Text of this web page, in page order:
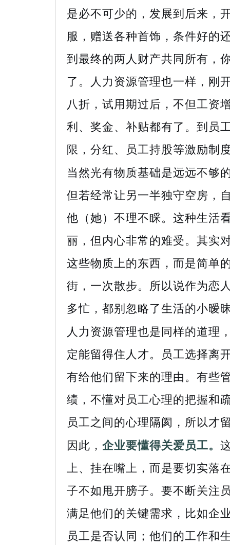
是必不可少的，发展到后来，
服，赠送各种首饰，条件好的
到最终的两人财产共同所有，
了。人力资源管理也一样，刚
八折，试用期过后，不但工资
利、奖金、补贴都有了。到员
限，分红、员工持股等激励制
当然光有物质基础是远远不够
但若经常让另一半独守空房，
他（她）不理不睬。这种生活
丽，但内心非常的难受。其实
这些物质上的东西，而是简单
街，一次散步。所以说作为恋
多忙，都别忽略了生活的小暧
人力资源管理也是同样的道理
定能留得住人才。员工选择离
有给他们留下来的理由。有些
绩，不懂对员工心理的把握和
员工之间的心理隔阂，所以才
因此， 企业要懂得关爱员工。
上、挂在嘴上，而是要切实落
子不如甩开膀子。要不断关注
满足他们的关键需求，比如企
员工是否认同；他们的工作和